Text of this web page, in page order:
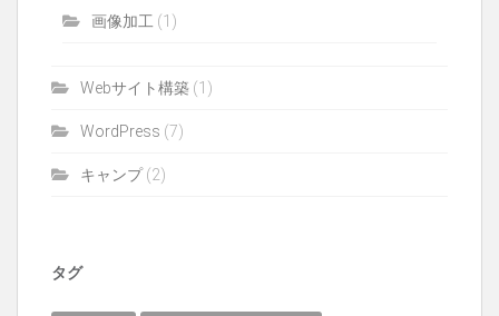
画像加工 (1)
Webサイト構築 (1)
WordPress (7)
キャンプ(2)
タグ